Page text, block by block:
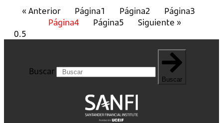
« Anterior Página1 Página2 Página3
Página4 Página5 Siguiente »
Buscar
Buscar